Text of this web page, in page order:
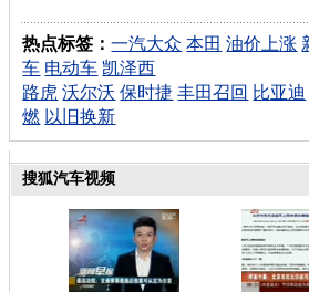
热点标签：一汽大众 本田 油价上涨
车 电动车 凯泽西
路虎 沃尔沃 保时捷 丰田召回 比亚迪
燃 以旧换新
搜狐汽车视频